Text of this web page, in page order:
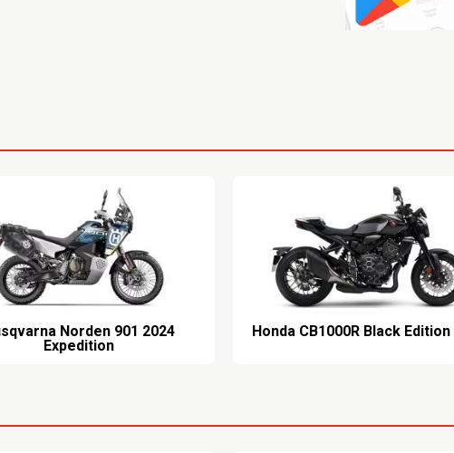
Husqvarna Norden 901
Expedition